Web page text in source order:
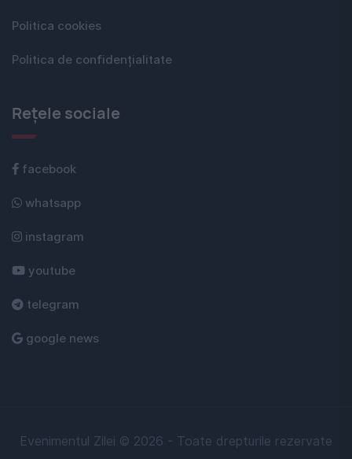
Politica cookies
Politica de confidențialitate
Rețele sociale
facebook
whatsapp
instagram
youtube
telegram
google news
Evenimentul Zilei © 2026 - Toate drepturile rezervate